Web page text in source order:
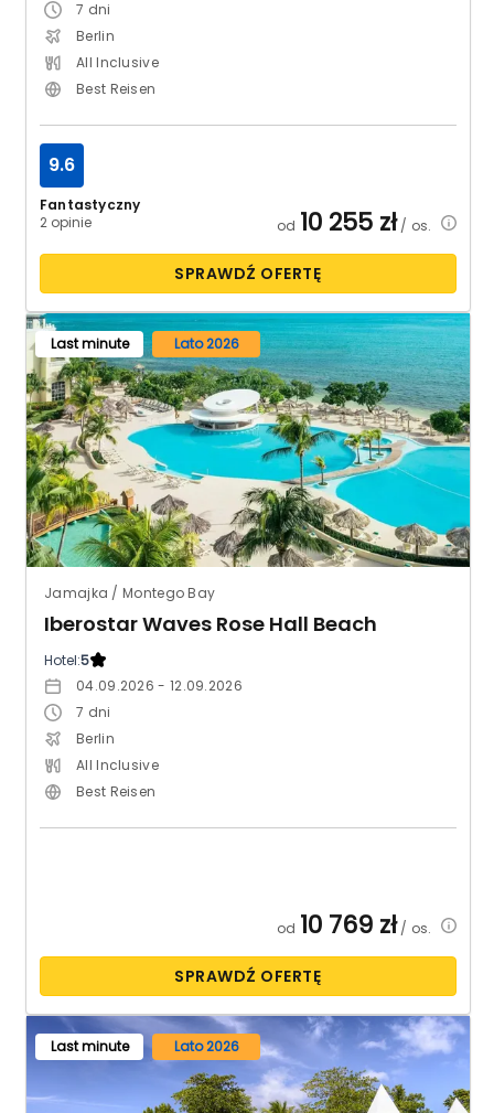
7 dni
Berlin
All Inclusive
Best Reisen
Fantastyczny
2 opinie
9.6
od 10 255 zł/ os.
SPRAWDŹ OFERTĘ
Last minute Lato 2026
Jamajka / Montego Bay
Iberostar Waves Rose Hall Beach
Hotel:5
04.09.2026 - 12.09.2026
7 dni
Berlin
All Inclusive
Best Reisen
od 10 769 zł/ os.
SPRAWDŹ OFERTĘ
Last minute Lato 2026